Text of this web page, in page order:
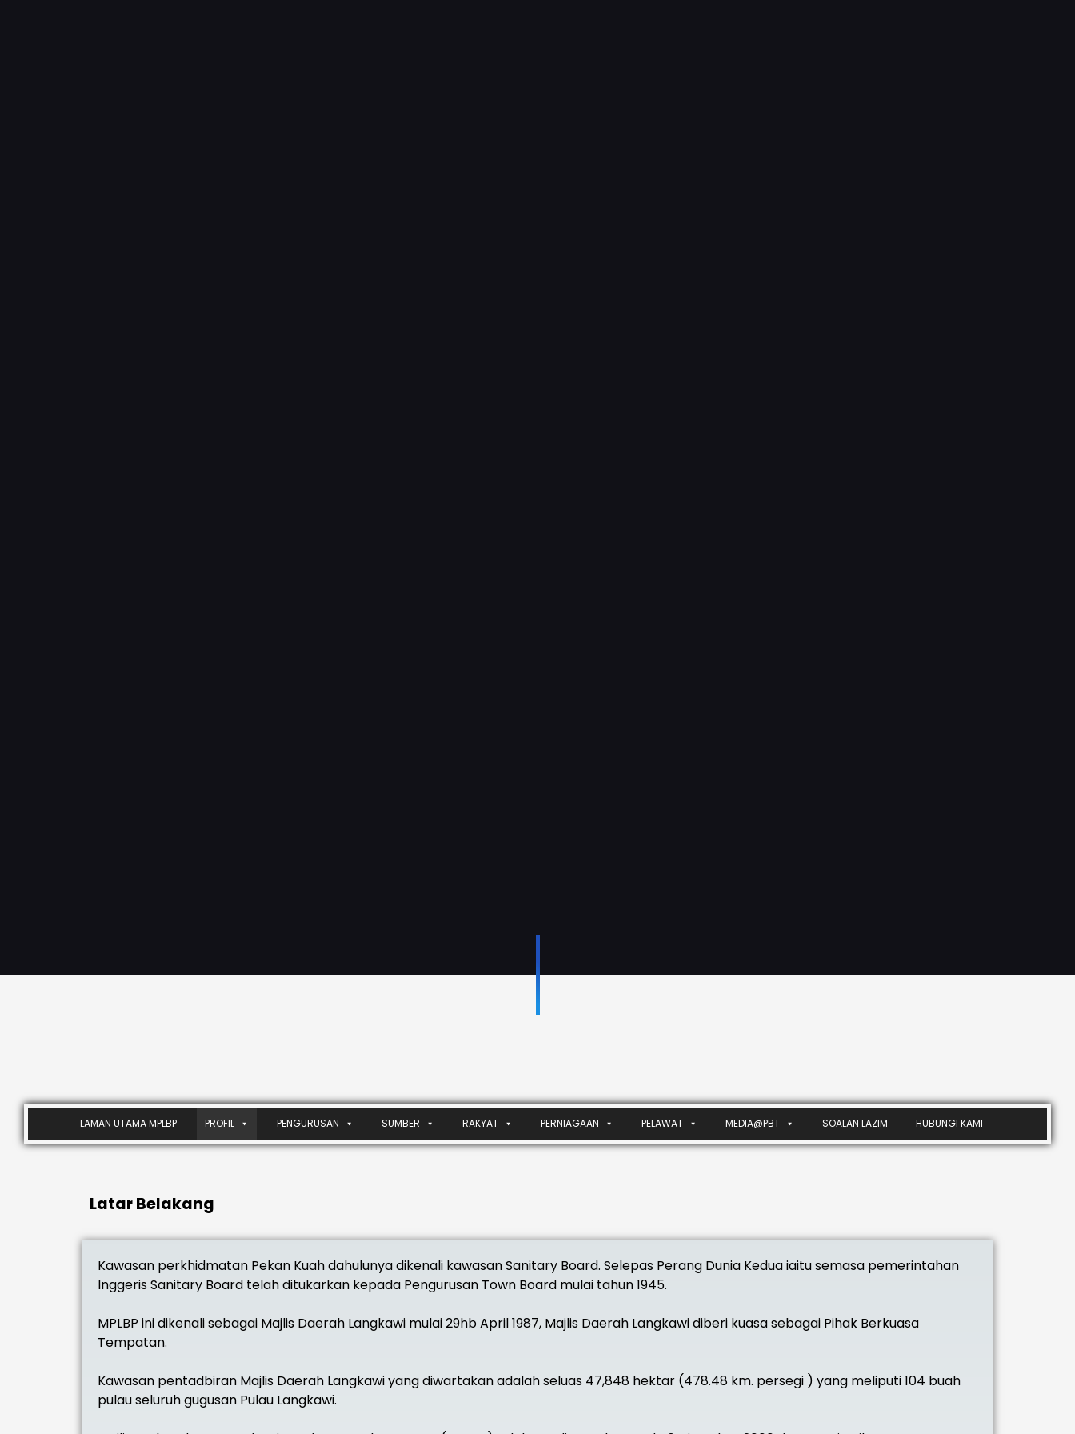
LAMAN UTAMA MPLBP PROFIL PENGURUSAN SUMBER RAKYAT PERNIAGAAN PELAWAT MEDIA@PBT SOALAN LAZIM HUBUNGI KAMI
Latar Belakang
Kawasan perkhidmatan Pekan Kuah dahulunya dikenali kawasan Sanitary Board. Selepas Perang Dunia Kedua iaitu semasa pemerintahan
Inggeris Sanitary Board telah ditukarkan kepada Pengurusan Town Board mulai tahun 1945.
MPLBP ini dikenali sebagai Majlis Daerah Langkawi mulai 29hb April 1987, Majlis Daerah Langkawi diberi kuasa sebagai Pihak Berkuasa
Tempatan.
Kawasan pentadbiran Majlis Daerah Langkawi yang diwartakan adalah seluas 47,848 hektar (478.48 km. persegi ) yang meliputi 104 buah
pulau seluruh gugusan Pulau Langkawi.